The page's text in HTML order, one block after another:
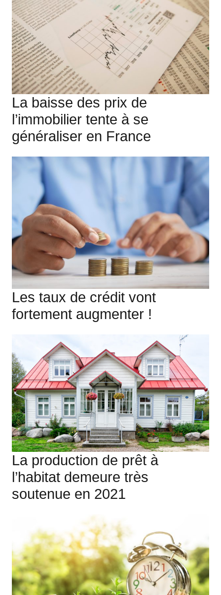
La baisse des prix de
l’immobilier tente à se
généraliser en France
Les taux de crédit vont
fortement augmenter !
La production de prêt à
l’habitat demeure très
soutenue en 2021